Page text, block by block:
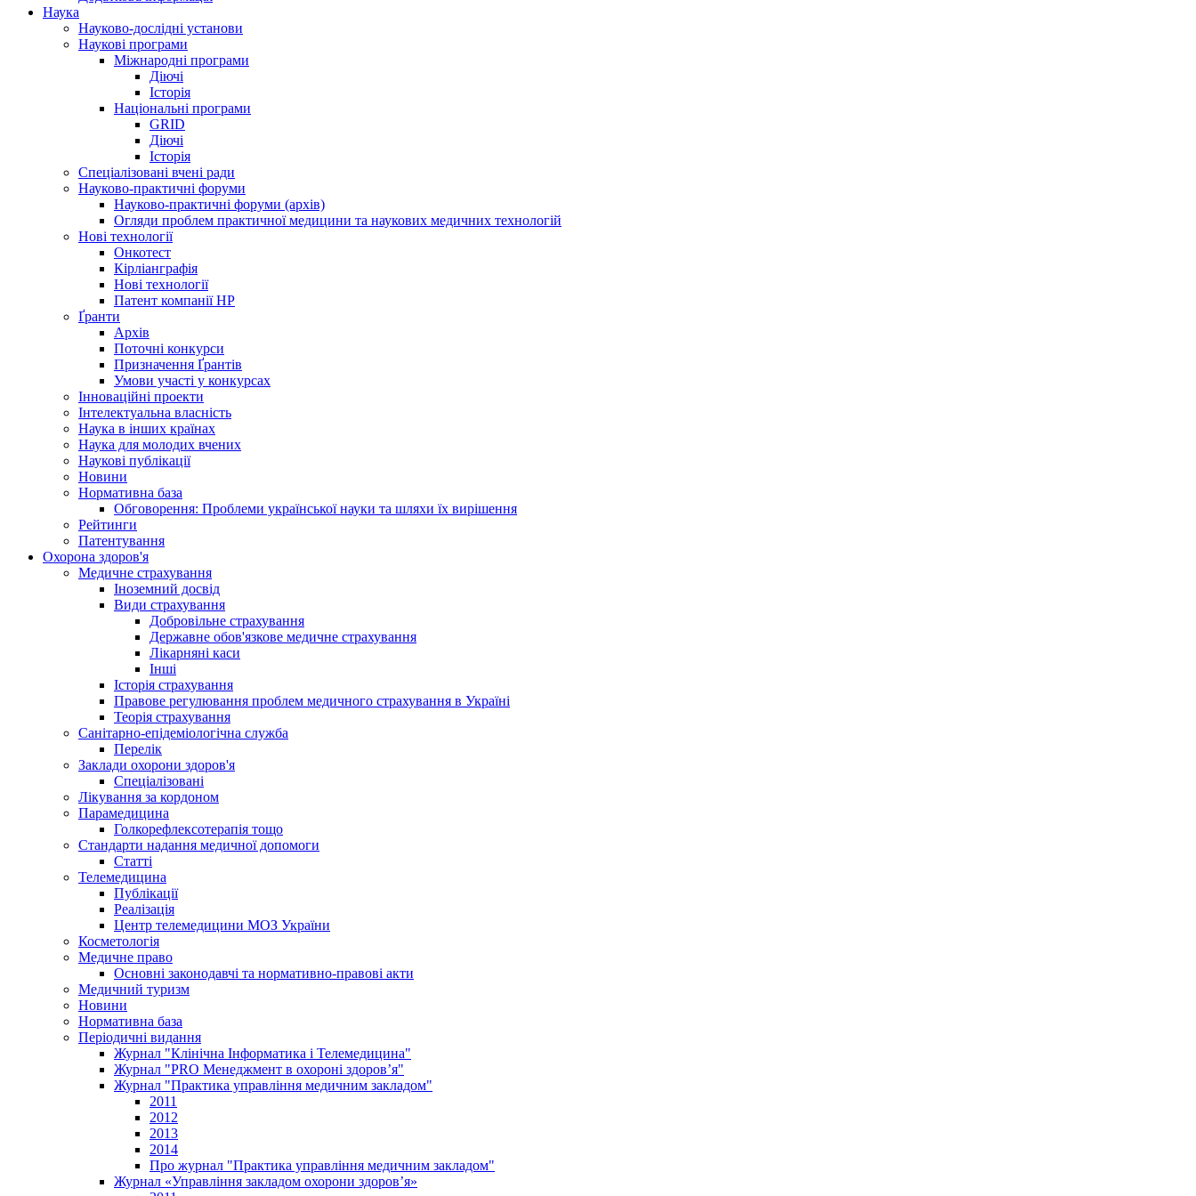
Наука
Науково-дослідні установи
Наукові програми
Міжнародні програми
Діючі
Історія
Національні програми
GRID
Діючі
Історія
Спеціалізовані вчені ради
Науково-практичні форуми
Науково-практичні форуми (архів)
Огляди проблем практичної медицини та наукових медичних технологій
Нові технології
Онкотест
Кірліанграфія
Нові технології
Патент компанії HP
Ґранти
Архів
Поточні конкурси
Призначення Ґрантів
Умови участі у конкурсах
Інноваційні проекти
Інтелектуальна власність
Наука в інших країнах
Наука для молодих вчених
Наукові публікації
Новини
Нормативна база
Обговорення: Проблеми української науки та шляхи їх вирішення
Рейтинги
Патентування
Охорона здоров'я
Медичне страхування
Іноземний досвід
Види страхування
Добровільне страхування
Державне обов'язкове медичне страхування
Лікарняні каси
Інші
Історія страхування
Правове регулювання проблем медичного страхування в Україні
Теорія страхування
Санітарно-епідеміологічна служба
Перелік
Заклади охорони здоров'я
Спеціалізовані
Лікування за кордоном
Парамедицина
Голкорефлексотерапія тощо
Стандарти надання медичної допомоги
Статті
Телемедицина
Публікації
Реалізація
Центр телемедицини МОЗ України
Косметологія
Медичне право
Основні законодавчі та нормативно-правові акти
Медичний туризм
Новини
Нормативна база
Періодичні видання
Журнал "Клінічна Інформатика і Телемедицина"
Журнал "PRO Менеджмент в охороні здоров’я"
Журнал "Практика управління медичним закладом"
2011
2012
2013
2014
Про журнал "Практика управління медичним закладом"
Журнал «Управління закладом охорони здоров’я»